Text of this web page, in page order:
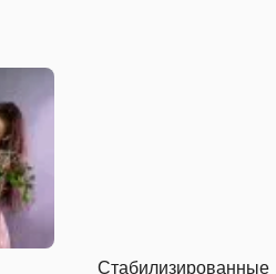
Стабилизированные